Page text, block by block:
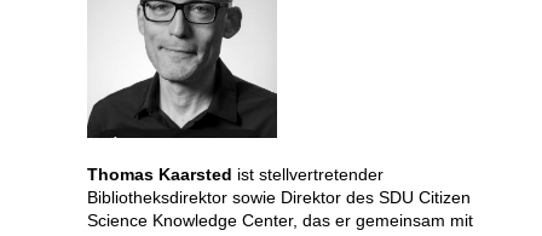
Thomas Kaarsted ist stellvertretender
Bibliotheksdirektor sowie Direktor des SDU Citizen
Science Knowledge Center, das er gemeinsam mit